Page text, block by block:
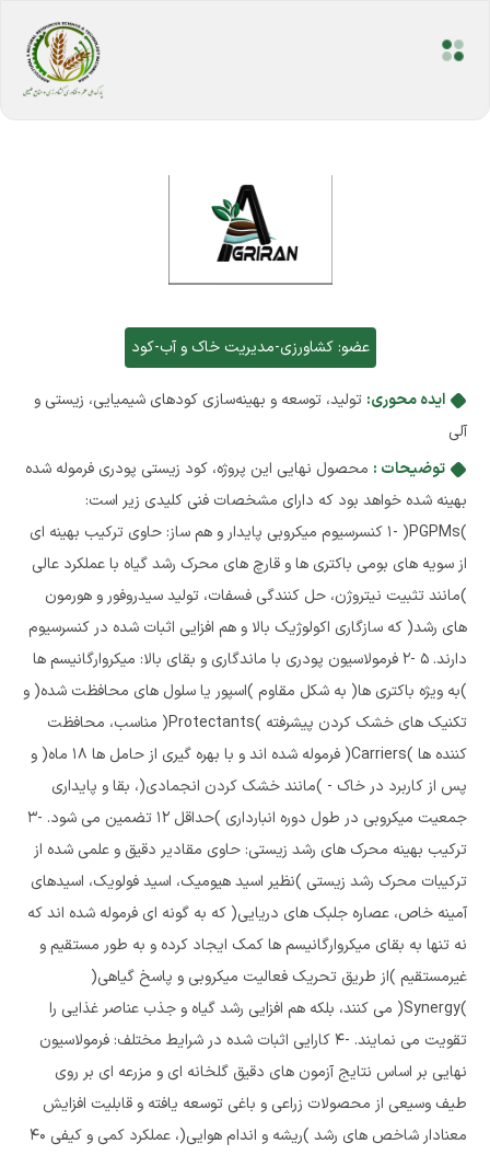
عضو: کشاورزی-مدیریت خاک و آب-کود
ایده محوری: تولید، توسعه و بهینه‌سازی کودهای شیمیایی، زیستی و
آلی
توضیحات : محصول نهایی این پروژه، کود زیستی پودری فرموله شده
بهینه شده خواهد بود که دارای مشخصات فنی کلیدی زیر است:
)PGPMs( -1 کنسرسیوم میکروبی پایدار و هم ساز: حاوی ترکیب بهینه ای
از سویه های بومی باکتری ها و قارچ های محرک رشد گیاه با عملکرد عالی
)مانند تثبیت نیتروژن، حل کنندگی فسفات، تولید سیدروفور و هورمون
های رشد( که سازگاری اکولوژیک بالا و هم افزایی اثبات شده در کنسرسیوم
دارند. 5 -2 فرمولاسیون پودری با ماندگاری و بقای بالا: میکروارگانیسم ها
)به ویژه باکتری ها( به شکل مقاوم )اسپور یا سلول های محافظت شده( و
تکنیک های خشک کردن پیشرفته )Protectants( مناسب، محافظت
کننده ها )Carriers( فرموله شده اند و با بهره گیری از حامل ها 18 ماه( و
پس از کاربرد در خاک - )مانند خشک کردن انجمادی(، بقا و پایداری
جمعیت میکروبی در طول دوره انبارداری )حداقل 12 تضمین می شود. -3
ترکیب بهینه محرک های رشد زیستی: حاوی مقادیر دقیق و علمی شده از
ترکیبات محرک رشد زیستی )نظیر اسید هیومیک، اسید فولویک، اسیدهای
آمینه خاص، عصاره جلبک های دریایی( که به گونه ای فرموله شده اند که
نه تنها به بقای میکروارگانیسم ها کمک ایجاد کرده و به طور مستقیم و
غیرمستقیم )از طریق تحریک فعالیت میکروبی و پاسخ گیاهی(
)Synergy( می کنند، بلکه هم افزایی رشد گیاه و جذب عناصر غذایی را
تقویت می نمایند. -4 کارایی اثبات شده در شرایط مختلف: فرمولاسیون
نهایی بر اساس نتایج آزمون های دقیق گلخانه ای و مزرعه ای بر روی
طیف وسیعی از محصولات زراعی و باغی توسعه یافته و قابلیت افزایش
معنادار شاخص های رشد )ریشه و اندام هوایی(، عملکرد کمی و کیفی 40